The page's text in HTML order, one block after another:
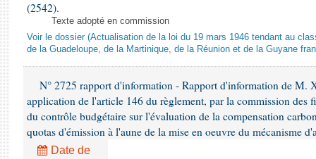
(2542).
Texte adopté en commission
Voir le dossier (Actualisation de la loi du 19 mars 1946 tendant au
de la Guadeloupe, de la Martinique, de la Réunion et de la Guyane
N° 2725 rapport d'information - Rapport d'information de M.
application de l'article 146 du règlement, par la commission des
du contrôle budgétaire sur l'évaluation de la compensation
quotas d'émission à l'aune de la mise en oeuvre du mécanisme
Date de